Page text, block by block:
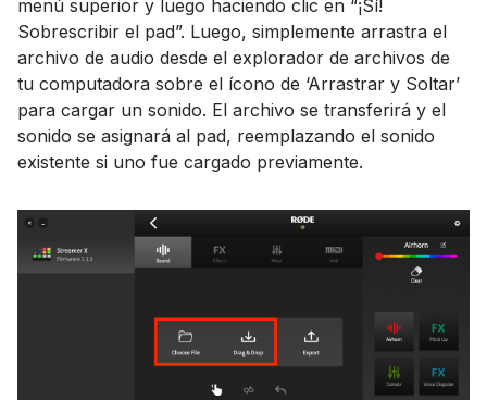
menú superior y luego haciendo clic en “¡Sí!
Sobrescribir el pad”. Luego, simplemente arrastra el
archivo de audio desde el explorador de archivos de
tu computadora sobre el ícono de ‘Arrastrar y Soltar’
para cargar un sonido. El archivo se transferirá y el
sonido se asignará al pad, reemplazando el sonido
existente si uno fue cargado previamente.